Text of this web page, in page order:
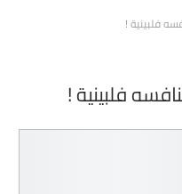
فلبينية !
فلبينية !